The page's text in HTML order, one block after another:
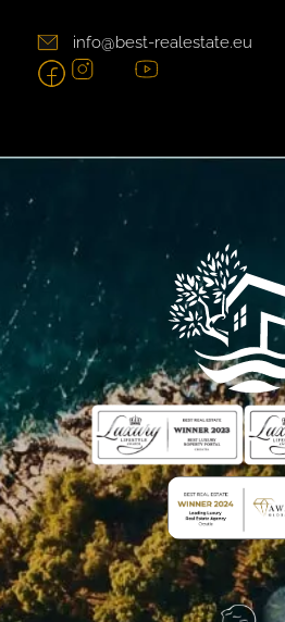
info@best-realestate.eu